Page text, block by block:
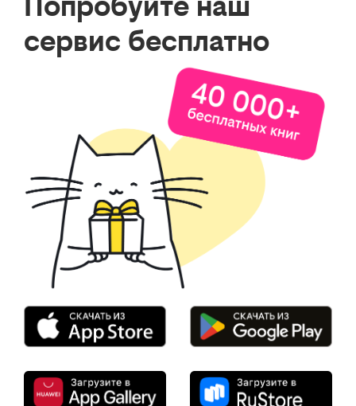
сервис бесплатно